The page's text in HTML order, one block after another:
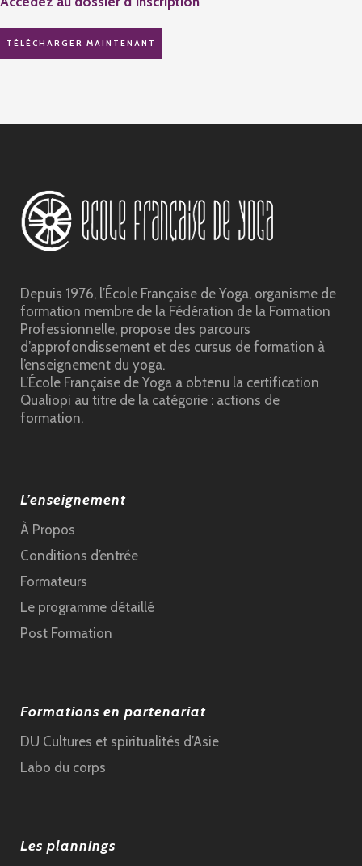
TÉLÉCHARGER MAINTENANT
Depuis 1976, l’École Française de Yoga, organisme de
formation membre de la Fédération de la Formation
Professionnelle, propose des parcours
d’approfondissement et des cursus de formation à
l’enseignement du yoga.
L’École Française de Yoga a obtenu la certification
Qualiopi au titre de la catégorie : actions de
formation.
L’enseignement
À Propos
Conditions d’entrée
Formateurs
Le programme détaillé
Post Formation
Formations en partenariat
DU Cultures et spiritualités d’Asie
Labo du corps
Les plannings